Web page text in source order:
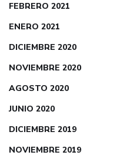
FEBRERO 2021
ENERO 2021
DICIEMBRE 2020
NOVIEMBRE 2020
AGOSTO 2020
JUNIO 2020
DICIEMBRE 2019
NOVIEMBRE 2019